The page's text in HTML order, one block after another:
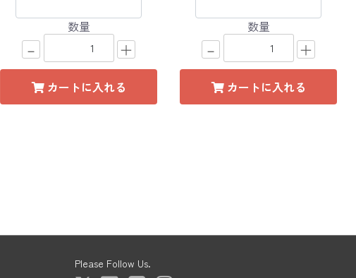
数量
－ ＋
カートに入れる
数量
－ ＋
カートに入れる
Please Follow Us.